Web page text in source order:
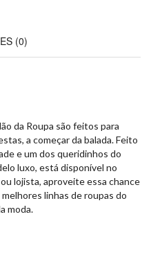
(0)
da Roupa são feitos para
a começar da balada. Feito
e um dos queridinhos do
luxo, está disponível no
lojista, aproveite essa chance
linhas de roupas do
moda.